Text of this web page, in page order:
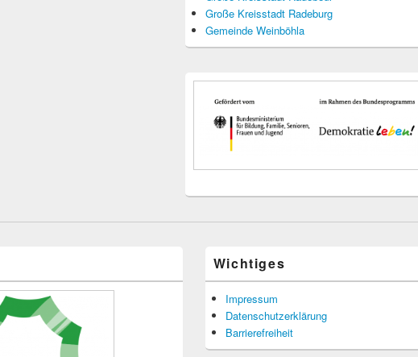
Große Kreisstadt Radeburg
Gemeinde Weinböhla
Wichtiges
Impressum
Datenschutzerklärung
Barrierefreiheit